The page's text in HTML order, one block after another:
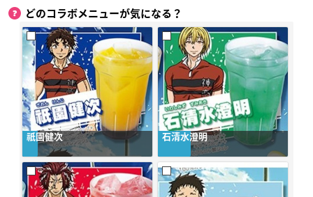
どのコラボメニューが気になる？
祇園健次 石清水澄明